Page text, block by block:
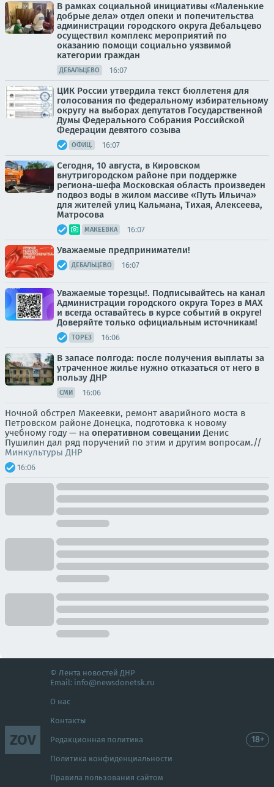
В рамках социальной инициативы «Маленькие
добрые дела» отдел опеки и попечительства
администрации городского округа Дебальцево
осуществил комплекс мероприятий по
оказанию помощи социально уязвимой
категории граждан
ДЕБАЛЬЦЕВО 16:07
ЦИК России утвердила текст бюллетеня для
голосования по федеральному избирательному
округу на выборах депутатов Государственной
Думы Федерального Собрания Российской
Федерации девятого созыва
ОФИЦ. 16:07
Сегодня, 10 августа, в Кировском
внутригородском районе при поддержке
региона-шефа Московская область произведен
подвоз воды в жилом массиве «Путь Ильича»
для жителей улиц Кальмана, Тихая, Алексеева,
Матросова
МАКЕЕВКА 16:07
Уважаемые предприниматели!
ДЕБАЛЬЦЕВО 16:07
Уважаемые торезцы!. Подписывайтесь на канал
Администрации городского округа Торез в MAX
и всегда оставайтесь в курсе событий в округе!
Доверяйте только официальным источникам!
ТОРЕЗ 16:06
В запасе полгода: после получения выплаты за
утраченное жилье нужно отказаться от него в
пользу ДНР
СМИ 16:06
Ночной обстрел Макеевки, ремонт аварийного моста в
Петровском районе Донецка, подготовка к новому
учебному году — на оперативном совещании Денис
Пушилин дал ряд поручений по этим и другим вопросам.//
Минкультуры ДНР
16:06
ZOV
© Лента новостей ДНР
Email: info@newsdonetsk.ru
О нас
Контакты
Редакционная политика
Политика конфиденциальности
Правила пользования сайтом
18+